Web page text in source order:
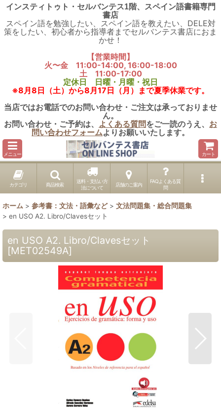
インスティトゥト・セルバンテス1階、スペイン語書籍専門
書店
スペイン語を勉強したい、スペイン語を教えたい、DELE対
策をしたい、初心者から指導者までセルバンテス書店におま
かせ！
【営業時間】
火〜金 11:00-14:00, 16:00-18:00
土 11:00-17:00
定休日 日曜・月曜・祝日
※8月8日（土）から8月17日（月）まで夏季休業です。
当店ではお電話でのお問い合わせ・ご注文は承っておりませ
ん。
お問い合わせ・ご予約は、 よくある質問をご一読のうえ、 お
問い合わせフォームよりお願いいたします。
メニュー カート
カテゴリ 商品検索
送料・支払い方
法について
店舗のご案内
FAQよくある質
問
ホーム > 参考書：文法・語彙など > 文法問題集・総合問題集
> en USO A2. Libro/Clavesセット
en USO A2. Libro/Clavesセット
[MET02549A]